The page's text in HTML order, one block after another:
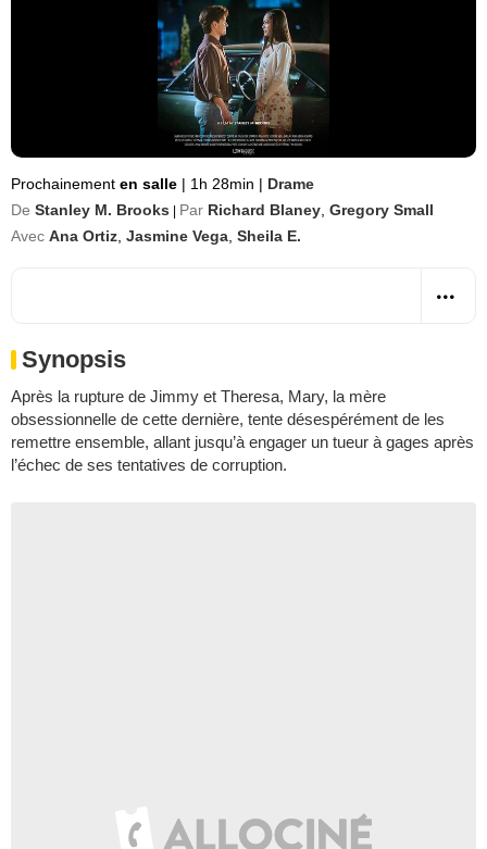
Prochainement en salle | 1h 28min | Drame
De Stanley M. Brooks Par Richard Blaney Gregory Small
Avec Ana Ortiz Jasmine Vega Sheila E.
Synopsis
Après la rupture de Jimmy et Theresa, Mary, la mère
obsessionnelle de cette dernière, tente désespérément de les
remettre ensemble, allant jusqu’à engager un tueur à gages après
l’échec de ses tentatives de corruption.